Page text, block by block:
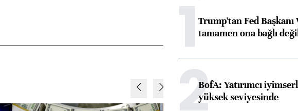
1Trump'tan Fed Başkanı
tamamen ona bağlı
2BofA: Yatırımcı
yüksek seviyesinde